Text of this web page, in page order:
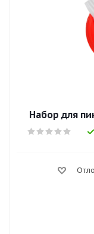
Набор для